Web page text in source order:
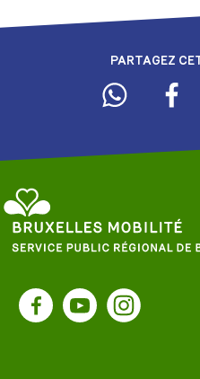
PARTAGEZ
Public
Régional
FacebookYouTubeInstagram